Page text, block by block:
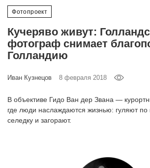
Фотопроект
Кучеряво живут:
фотограф снимает
Голландию
Иван Кузнецов 8 февраля 2018
В объективе Гидо Ван дер Звана —
где люди наслаждаются жизнью: гуляют по
селедку и загорают.